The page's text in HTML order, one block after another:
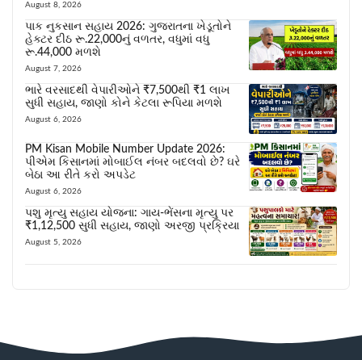
August 8, 2026
પાક નુકસાન સહાય 2026: ગુજરાતના ખેડૂતોને
હેક્ટર દીઠ રૂ.22,000નું વળતર, વધુમાં વધુ
રૂ.44,000 મળશે
August 7, 2026
ભારે વરસાદથી વેપારીઓને ₹7,500થી ₹1 લાખ
સુધી સહાય, જાણો કોને કેટલા રૂપિયા મળશે
August 6, 2026
PM Kisan Mobile Number Update 2026:
પીએમ કિસાનમાં મોબાઈલ નંબર બદલવો છે? ઘરે
બેઠા આ રીતે કરો અપડેટ
August 6, 2026
પશુ મૃત્યુ સહાય યોજના: ગાય-ભેંસના મૃત્યુ પર
₹1,12,500 સુધી સહાય, જાણો અરજી પ્રક્રિયા
August 5, 2026